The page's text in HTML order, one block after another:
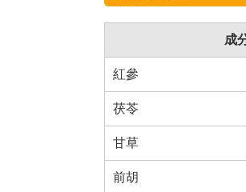
成
紅參
茯苓
甘草
前胡